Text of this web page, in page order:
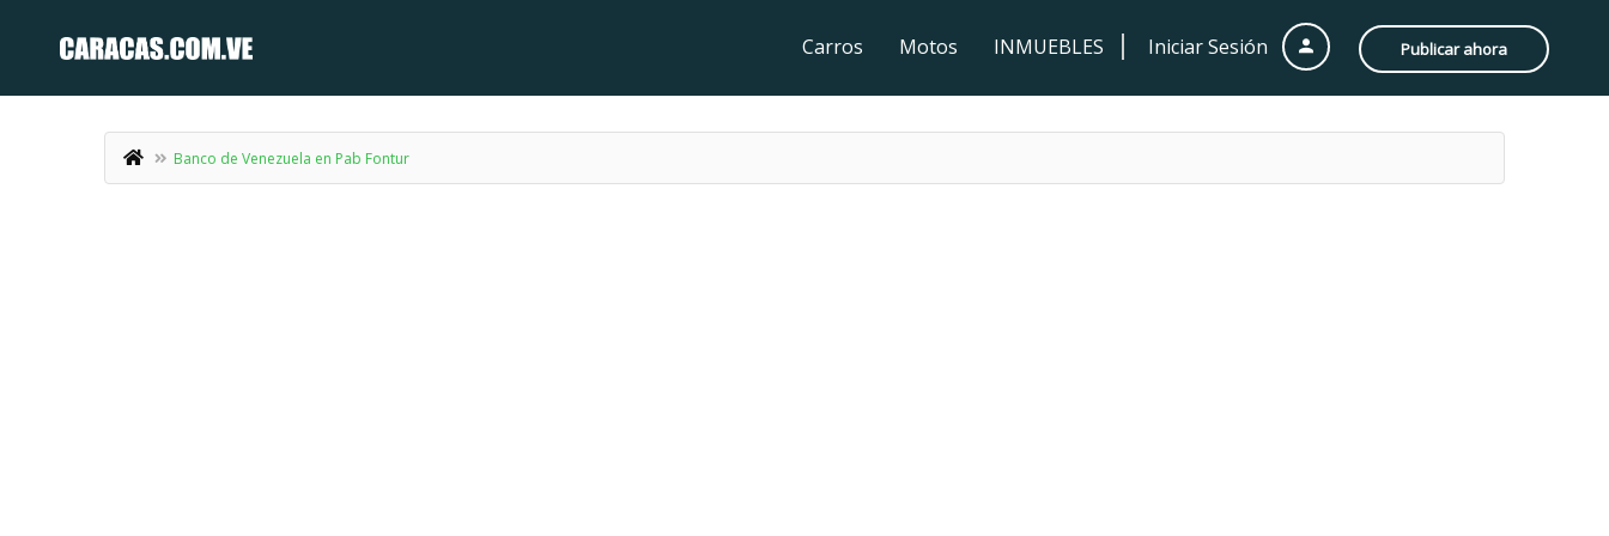
Iniciar Sesión Publicar ahora
Carros Motos INMUEBLES
Banco de Venezuela en Pab Fontur